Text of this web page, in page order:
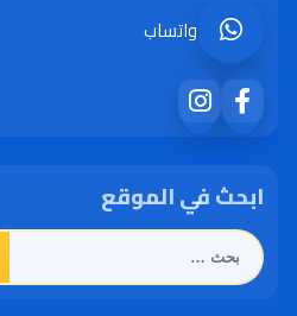
واتساب
ابحث في الموقع
البحث
عن: